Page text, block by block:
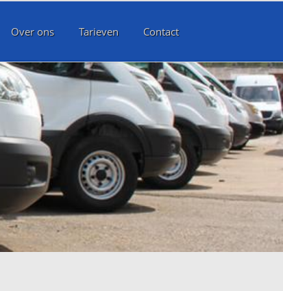
Over ons Tarieven Contact